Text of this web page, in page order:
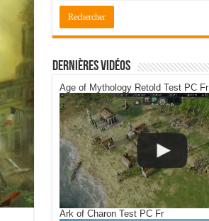
Dernières Vidéos
Age of Mythology Retold Test PC Fr
Ark of Charon Test PC Fr